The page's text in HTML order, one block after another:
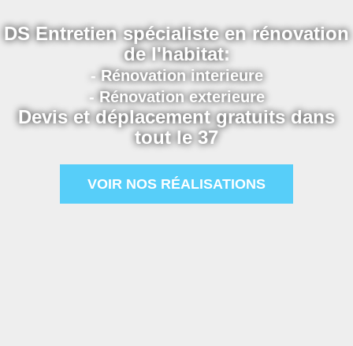
DS Entretien spécialiste en rénovation
de l'habitat:
- Rénovation interieure
- Rénovation exterieure
Devis et déplacement gratuits dans
tout le 37
VOIR NOS RÉALISATIONS